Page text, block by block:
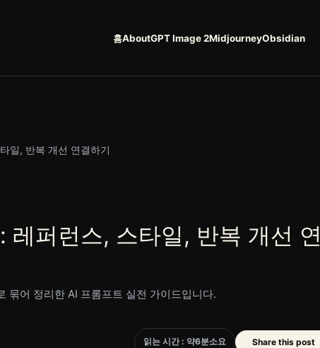
홈AboutGPT Image 2MidjourneyObsidian
일, 반복 개선 연결하기
레퍼런스, 스타일, 반복 개선 연
묶어 정리한 AI 프롬프트 실전 가이드입니다.
읽는 시간 : 약6분소요 Share this post